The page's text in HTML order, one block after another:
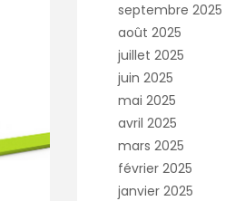
septembre 2025
août 2025
juillet 2025
juin 2025
mai 2025
avril 2025
mars 2025
février 2025
janvier 2025